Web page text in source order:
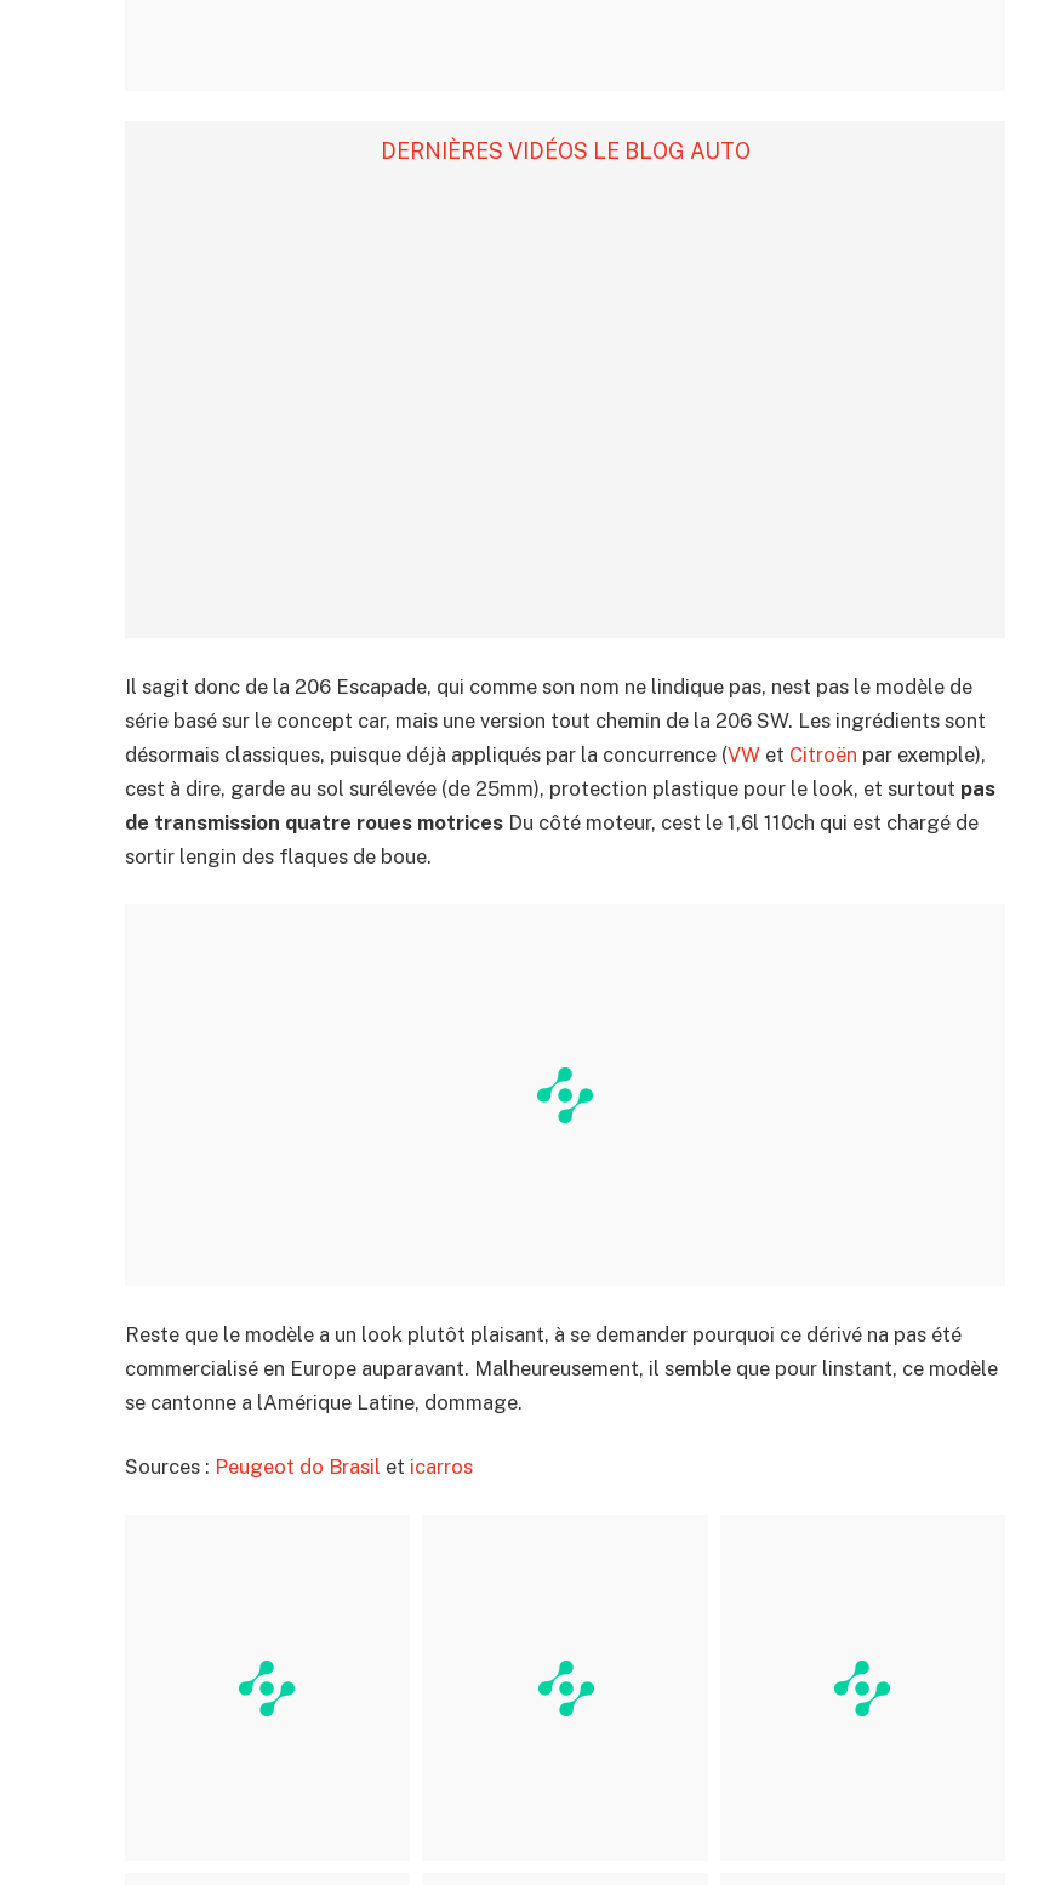
DERNIÈRES VIDÉOS LE BLOG AUTO
Il sagit donc de la 206 Escapade, qui comme son nom ne lindique pas, nest pas le modèle de
série basé sur le concept car, mais une version tout chemin de la 206 SW. Les ingrédients sont
désormais classiques, puisque déjà appliqués par la concurrence (VW et Citroën par exemple),
cest à dire, garde au sol surélevée (de 25mm), protection plastique pour le look, et surtout pas
de transmission quatre roues motrices Du côté moteur, cest le 1,6l 110ch qui est chargé de
sortir lengin des flaques de boue.
Reste que le modèle a un look plutôt plaisant, à se demander pourquoi ce dérivé na pas été
commercialisé en Europe auparavant. Malheureusement, il semble que pour linstant, ce modèle
se cantonne a lAmérique Latine, dommage.
Sources : Peugeot do Brasil et icarros